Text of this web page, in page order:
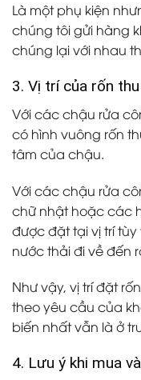
Là một phụ kiện
chúng tôi gửi hàng
chúng lại với nhau
3. Vị trí của rốn
Với các chậu rửa
có hình vuông rốn
tâm của chậu.
Với các chậu rửa
chữ nhật hoặc các
được đặt tại vị trí
nước thải đi về đến
Như vậy, vị trí đặt
theo yêu cầu của
biến nhất vẫn là ở
4. Lưu ý khi mua